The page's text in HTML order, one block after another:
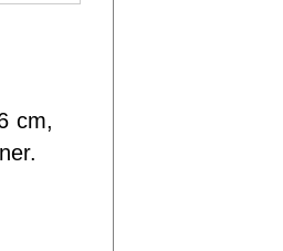
cm,